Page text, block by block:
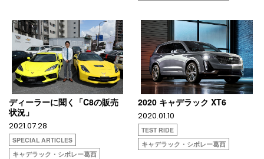
ディーラーに聞く「C8の販売
状況」
2021.07.28
SPECIAL ARTICLES
キャデラック・シボレー葛西
2020 キャデラック XT6
2020.01.10
TEST RIDE
キャデラック・シボレー葛西